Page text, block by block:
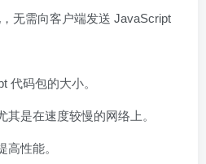
无需向客户端发送 JavaScript
代码包的大小。
其是在速度较慢的网络上。
高性能。